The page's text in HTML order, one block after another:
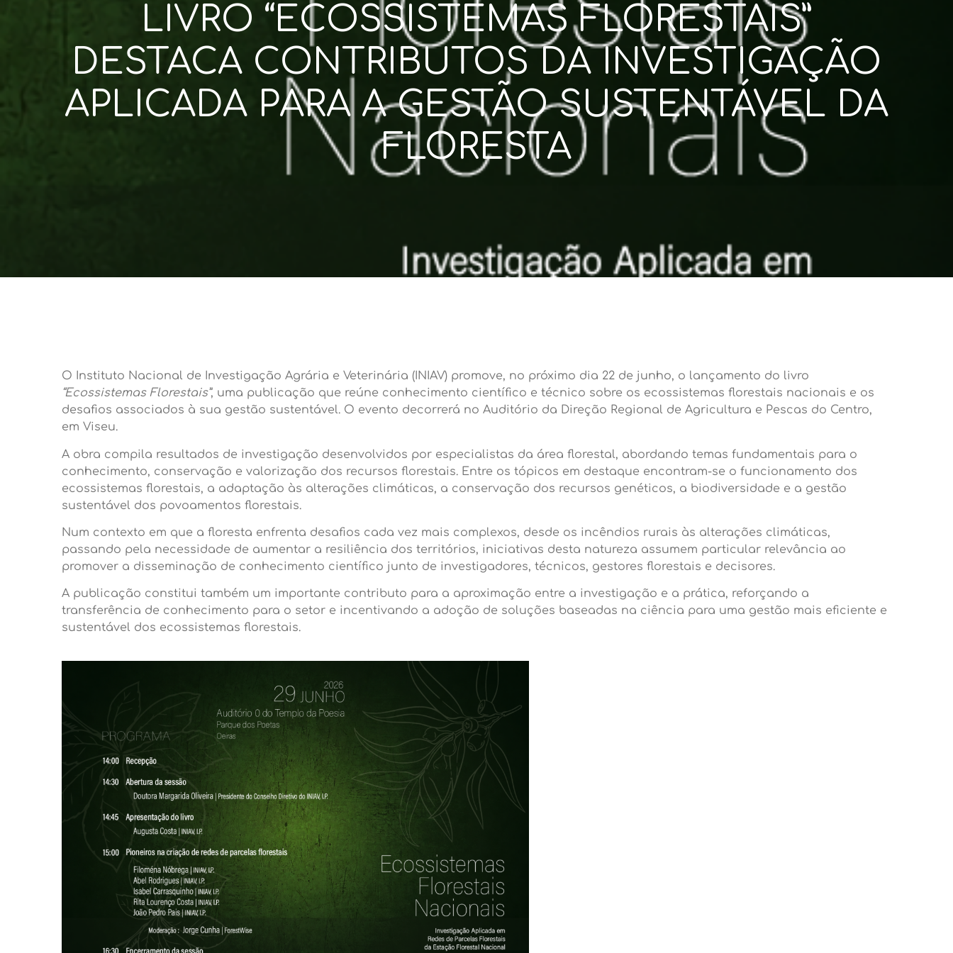
LIVRO “ECOSSISTEMAS FLORESTAIS”
DESTACA CONTRIBUTOS DA INVESTIGAÇÃO
APLICADA PARA A GESTÃO SUSTENTÁVEL DA
FLORESTA
O Instituto Nacional de Investigação Agrária e Veterinária (INIAV) promove, no próximo dia 22 de junho, o lançamento do livro
“Ecossistemas Florestais”, uma publicação que reúne conhecimento científico e técnico sobre os ecossistemas florestais nacionais e os
desafios associados à sua gestão sustentável. O evento decorrerá no Auditório da Direção Regional de Agricultura e Pescas do Centro,
em Viseu.
A obra compila resultados de investigação desenvolvidos por especialistas da área florestal, abordando temas fundamentais para o
conhecimento, conservação e valorização dos recursos florestais. Entre os tópicos em destaque encontram-se o funcionamento dos
ecossistemas florestais, a adaptação às alterações climáticas, a conservação dos recursos genéticos, a biodiversidade e a gestão
sustentável dos povoamentos florestais.
Num contexto em que a floresta enfrenta desafios cada vez mais complexos, desde os incêndios rurais às alterações climáticas,
passando pela necessidade de aumentar a resiliência dos territórios, iniciativas desta natureza assumem particular relevância ao
promover a disseminação de conhecimento científico junto de investigadores, técnicos, gestores florestais e decisores.
A publicação constitui também um importante contributo para a aproximação entre a investigação e a prática, reforçando a
transferência de conhecimento para o setor e incentivando a adoção de soluções baseadas na ciência para uma gestão mais eficiente e
sustentável dos ecossistemas florestais.